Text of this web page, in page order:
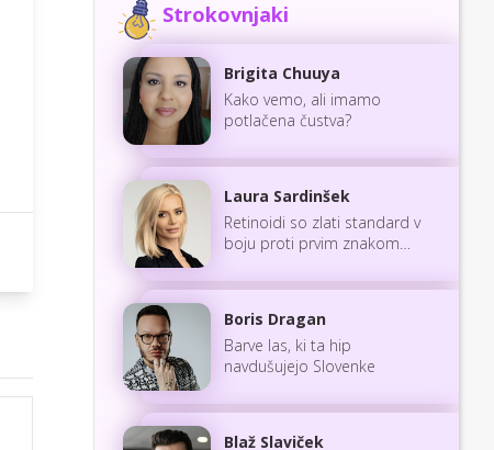
Strokovnjaki
Brigita Chuuya
Kako vemo, ali imamo
potlačena čustva?
Laura Sardinšek
Retinoidi so zlati standard v
boju proti prvim znakom
Boris Dragan
Barve las, ki ta hip
navdušujejo Slovenke
Blaž Slaviček